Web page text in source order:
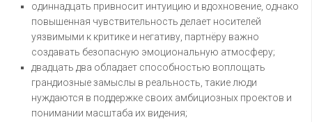
одиннадцать привносит интуицию и вдохновение, однако
повышенная чувствительность делает носителей
уязвимыми к критике и негативу, партнёру важно
создавать безопасную эмоциональную атмосферу;
двадцать два обладает способностью воплощать
грандиозные замыслы в реальность, такие люди
нуждаются в поддержке своих амбициозных проектов и
понимании масштаба их видения;